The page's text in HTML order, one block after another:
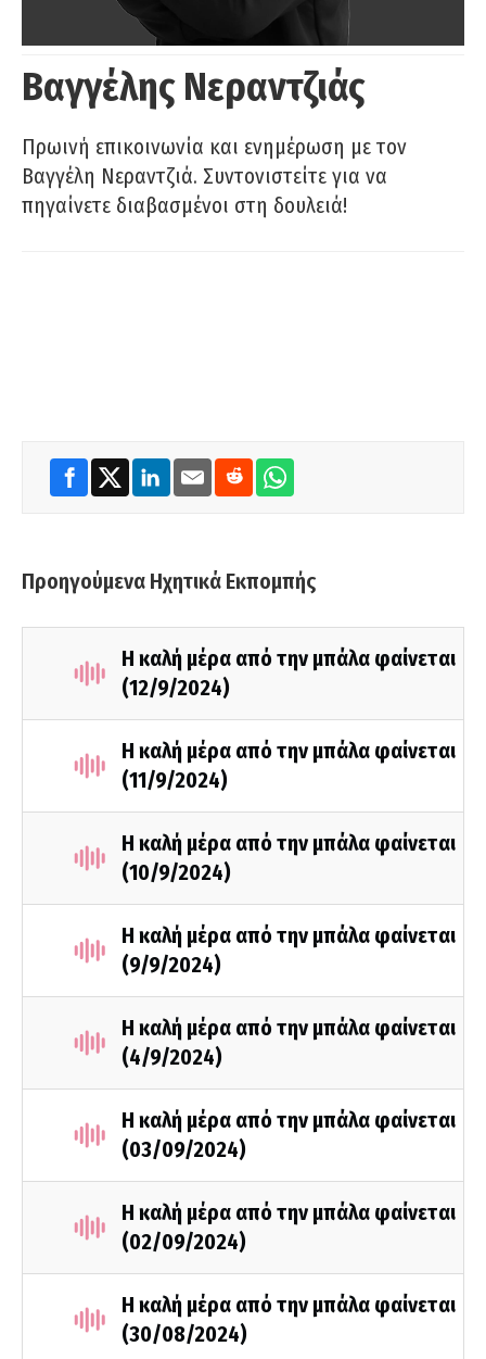
Βαγγέλης Νεραντζιάς
Πρωινή επικοινωνία και ενημέρωση με τον
Βαγγέλη Νεραντζιά. Συντονιστείτε για να
πηγαίνετε διαβασμένοι στη δουλειά!
Προηγούμενα Ηχητικά Εκπομπής
Η καλή μέρα από την μπάλα φαίνεται
(12/9/2024)
Η καλή μέρα από την μπάλα φαίνεται
(11/9/2024)
Η καλή μέρα από την μπάλα φαίνεται
(10/9/2024)
Η καλή μέρα από την μπάλα φαίνεται
(9/9/2024)
Η καλή μέρα από την μπάλα φαίνεται
(4/9/2024)
Η καλή μέρα από την μπάλα φαίνεται
(03/09/2024)
Η καλή μέρα από την μπάλα φαίνεται
(02/09/2024)
Η καλή μέρα από την μπάλα φαίνεται
(30/08/2024)